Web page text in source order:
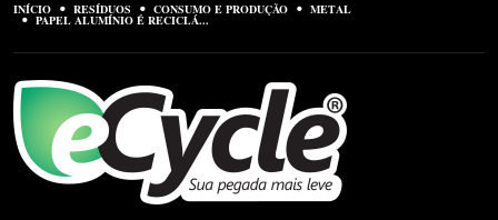
INÍCIO RESÍDUOS CONSUMO E PRODUÇÃO METAL
PAPEL ALUMÍNIO É RECICLÁ...